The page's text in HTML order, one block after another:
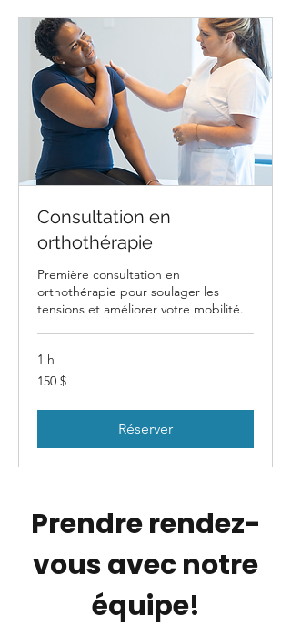
Consultation en
orthothérapie
Première consultation en
orthothérapie pour soulager les
tensions et améliorer votre mobilité.
1 h
150 dollars
canadiens
150 $
Réserver
Prendre rendez-
vous avec notre
équipe!